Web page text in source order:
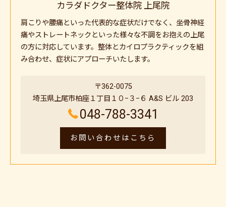
カラダドクター整体院 上尾院
肩こりや腰痛といった代表的な症状だけでなく、坐骨神経
痛やストレートネックといった様々な不調をお抱えの上尾
の方に対応しています。整体とカイロプラクティックを組
み合わせ、症状にアプローチいたします。
〒362-0075
埼玉県上尾市柏座１丁目１０−３−６ A&S ビル 203
048-788-3341
お問い合わせはこちら